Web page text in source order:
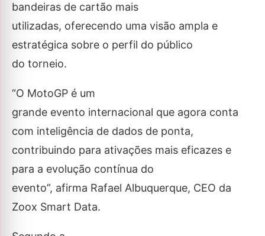
bandeiras de cartão mais
utilizadas, oferecendo uma visão ampla e
estratégica sobre o perfil do público
do torneio.
“O MotoGP é um
grande evento internacional que agora conta
com inteligência de dados de ponta,
contribuindo para ativações mais eficazes e
para a evolução contínua do
evento”, afirma Rafael Albuquerque, CEO da
Zoox Smart Data.